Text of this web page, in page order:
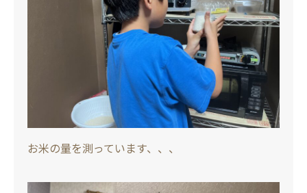
お米の量を測っています、、、